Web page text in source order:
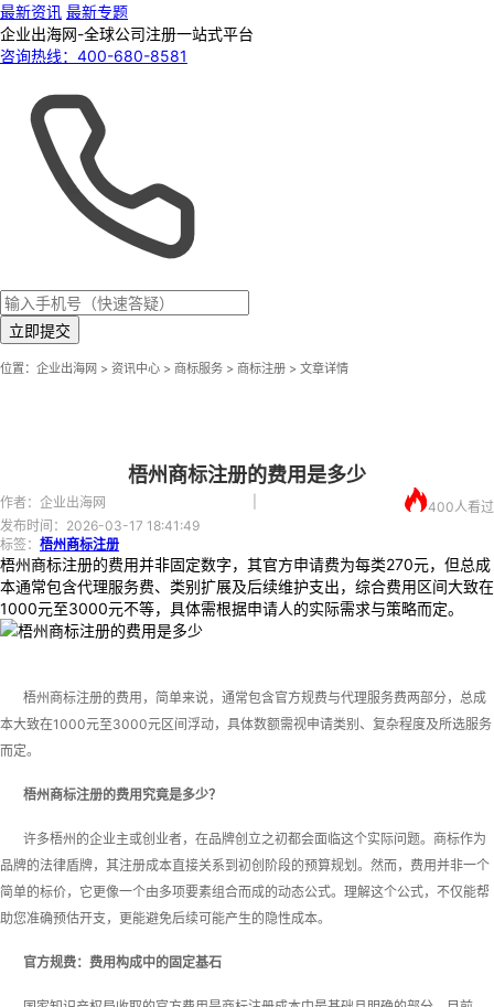
最新资讯 最新专题
企业出海网-全球公司注册一站式平台
咨询热线： 400-680-8581
立即提交
位置： 企业出海网 > 资讯中心 > 商标服务 > 商标注册 > 文章详情
梧州商标注册的费用是多少
作者：企业出海网 400人看过
发布时间：2026-03-17 18:41:49
标签： 梧州商标注册
梧州商标注册的费用并非固定数字，其官方申请费为每类270元，但总成
本通常包含代理服务费、类别扩展及后续维护支出，综合费用区间大致在
1000元至3000元不等，具体需根据申请人的实际需求与策略而定。
梧州商标注册的费用，简单来说，通常包含官方规费与代理服务费两部分，总成
本大致在1000元至3000元区间浮动，具体数额需视申请类别、复杂程度及所选服务
而定。
梧州商标注册的费用究竟是多少？
许多梧州的企业主或创业者，在品牌创立之初都会面临这个实际问题。商标作为
品牌的法律盾牌，其注册成本直接关系到初创阶段的预算规划。然而，费用并非一个
简单的标价，它更像一个由多项要素组合而成的动态公式。理解这个公式，不仅能帮
助您准确预估开支，更能避免后续可能产生的隐性成本。
官方规费：费用构成中的固定基石